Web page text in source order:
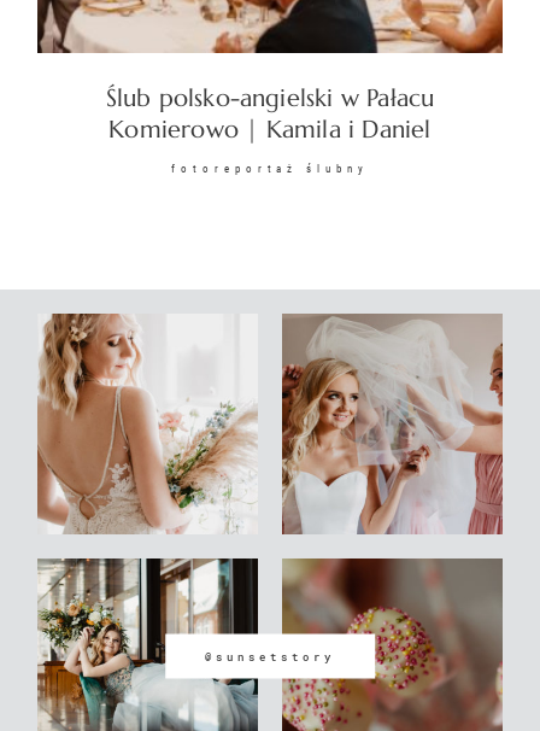
Ślub polsko-angielski w Pałacu
Komierowo | Kamila i Daniel
fotoreportaż ślubny
KONTAKT
@sunsetstory